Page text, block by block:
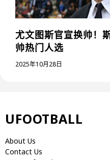
尤文图斯官宣换帅！
帅热门人选
2025年10月28日
UFOOTBALL
About Us
Contact Us